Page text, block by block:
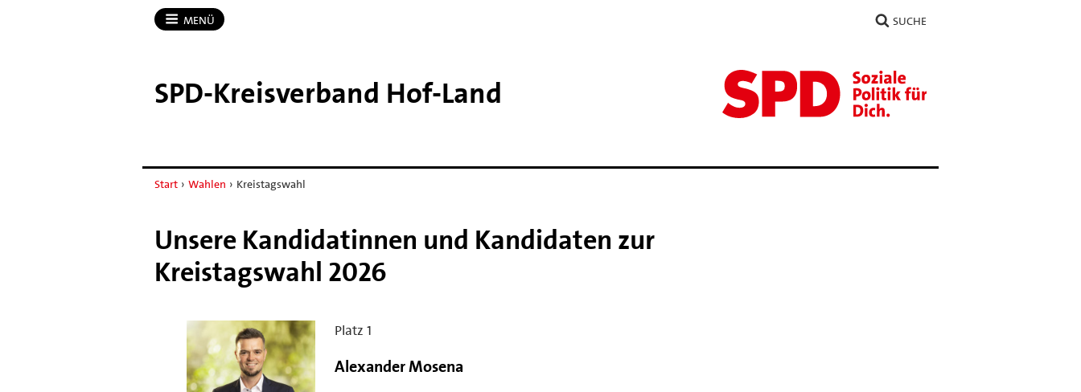
MENÜ SUCHE
SPD-​Kreisverband Hof-​Land
Start › Wahlen › Kreistagswahl
Unsere Kandidatinnen und Kandidaten zur
Kreistagswahl 2026
Platz 1
Alexander Mosena